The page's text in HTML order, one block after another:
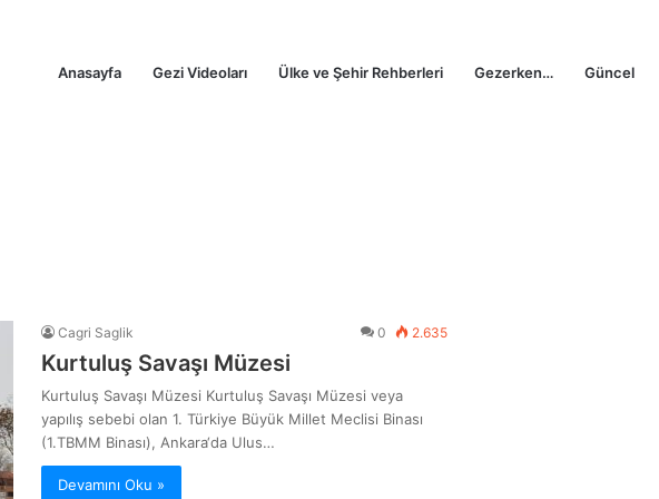
Anasayfa Gezi Videoları Ülke ve Şehir Rehberleri Gezerken… Güncel
Cagri Saglik 0 2.635
Kurtuluş Savaşı Müzesi
Kurtuluş Savaşı Müzesi Kurtuluş Savaşı Müzesi veya
yapılış sebebi olan 1. Türkiye Büyük Millet Meclisi Binası
(1.TBMM Binası), Ankara‘da Ulus…
Devamını Oku »